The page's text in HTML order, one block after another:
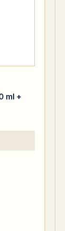
ml +